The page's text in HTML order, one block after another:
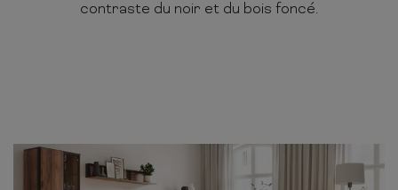
contraste du noir et du bois foncé.